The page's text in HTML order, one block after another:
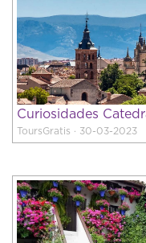
Curiosidades
ToursGratis · 30-03-2023